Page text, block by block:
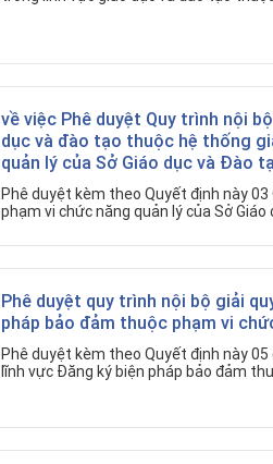
về việc Phê duyệt Quy trình nội
dục và đào tạo thuộc hệ thống
quản lý của Sở Giáo dục và Đào
Phê duyệt kèm theo Quyết định này
phạm vi chức năng quản lý của Sở Giáo
Phê duyệt quy trình nội bộ giải
pháp bảo đảm thuộc phạm vi
Phê duyệt kèm theo Quyết định này
lĩnh vực Đăng ký biện pháp bảo đảm